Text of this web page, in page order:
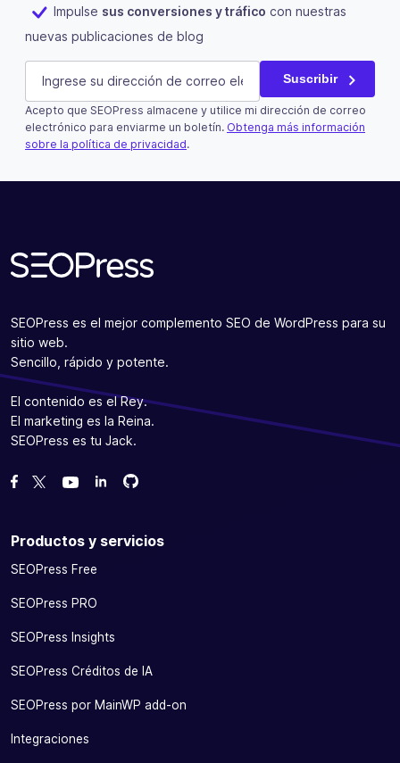
Impulse sus conversiones y tráfico con nuestras
nuevas publicaciones de blog
Phone
Este campo es un campo de validación y debe quedar
E-mail (Obligatorio) Suscribir
Acepto que SEOPress almacene y utilice mi dirección de correo
electrónico para enviarme un boletín. Obtenga más información
sobre la política de privacidad.
SEOPress es el mejor complemento SEO de WordPress para su
sitio web.
Sencillo, rápido y potente.
El contenido es el Rey.
El marketing es la Reina.
SEOPress es tu Jack.
Danos like en Facebook
Síguenos en Twitter
Míranos en YouTube
Bifurcanos en GitHub
Bifurcanos en GitHub
Productos y servicios
SEOPress Free
SEOPress PRO
SEOPress Insights
SEOPress Créditos de IA
SEOPress por MainWP add-on
Integraciones